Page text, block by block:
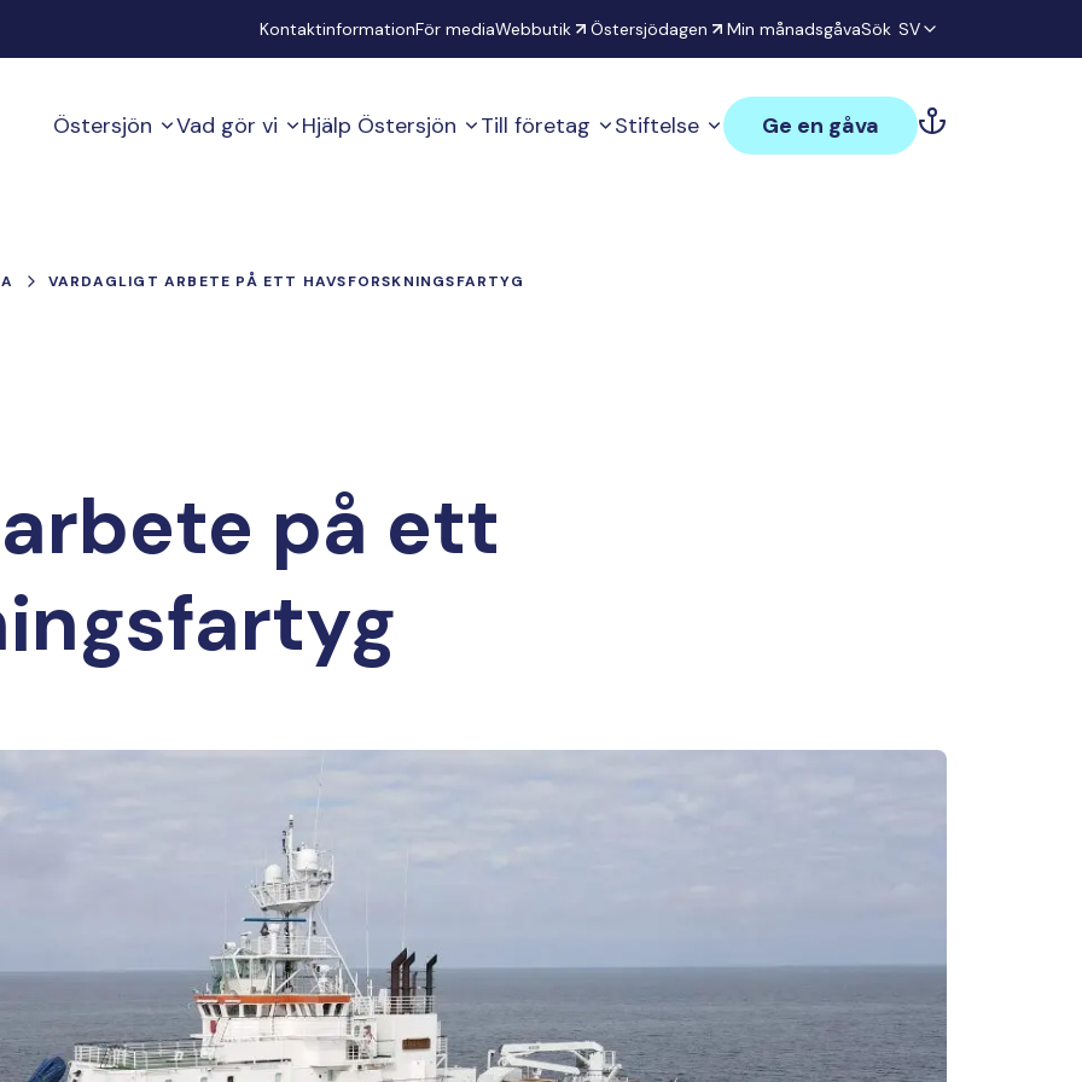
KontaktinformationFör mediaWebbutik Östersjödagen Min månadsgåvaSök SV
Östersjön Vad gör vi Hjälp Östersjön Till företag Stiftelse Ge en gåva
VARDAGLIGT ARBETE PÅ ETT HAVSFORSKNINGSFARTYG
på ett